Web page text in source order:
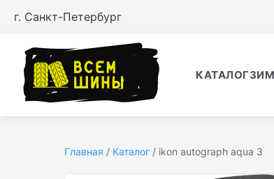
г. Санкт-Петербург
КАТАЛОГ
Главная / Каталог / ikon autograph aqua 3